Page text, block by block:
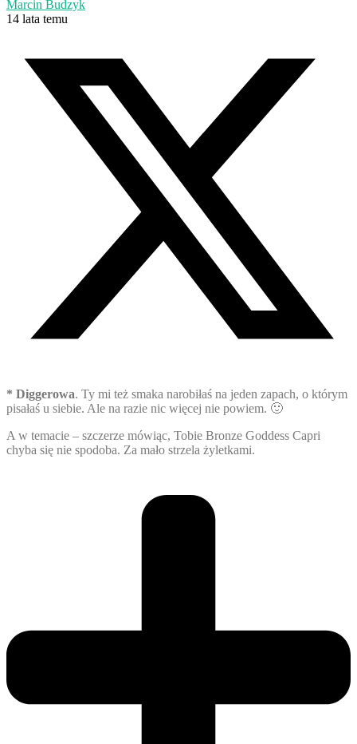
Marcin Budzyk
14 lata temu
* Diggerowa. Ty mi też smaka narobiłaś na jeden zapach, o którym
pisałaś u siebie. Ale na razie nic więcej nie powiem. 🙂
A w temacie – szczerze mówiąc, Tobie Bronze Goddess Capri
chyba się nie spodoba. Za mało strzela żyletkami.